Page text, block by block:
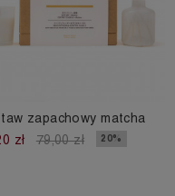
zapachowy matcha
zł
79,00 zł 20%